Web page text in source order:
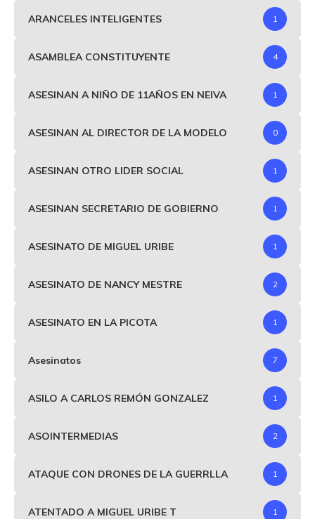
ARANCELES INTELIGENTES 1
ASAMBLEA CONSTITUYENTE 4
ASESINAN A NIÑO DE 11AÑOS EN NEIVA 1
ASESINAN AL DIRECTOR DE LA MODELO 0
ASESINAN OTRO LIDER SOCIAL 1
ASESINAN SECRETARIO DE GOBIERNO 1
ASESINATO DE MIGUEL URIBE 1
ASESINATO DE NANCY MESTRE 2
ASESINATO EN LA PICOTA 1
Asesinatos 7
ASILO A CARLOS REMÓN GONZALEZ 1
ASOINTERMEDIAS 2
ATAQUE CON DRONES DE LA GUERRLLA 1
ATENTADO A MIGUEL URIBE T 1